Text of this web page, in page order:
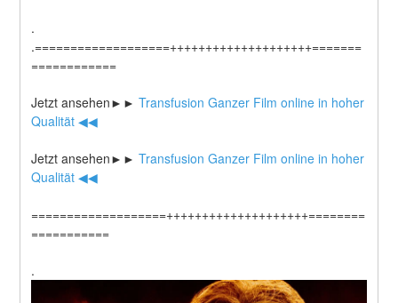
.
.===================++++++++++++++++++++=======
============
Jetzt ansehen►► Transfusion Ganzer Film online in hoher
Qualität ◀◀
Jetzt ansehen►► Transfusion Ganzer Film online in hoher
Qualität ◀◀
===================++++++++++++++++++++========
===========
.